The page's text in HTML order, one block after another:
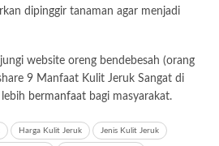
dipinggir tanaman agar menjadi
website oreng bendebesah (orang
9 Manfaat Kulit Jeruk Sangat di
bermanfaat bagi masyarakat.
Harga Kulit Jeruk Jenis Kulit Jeruk